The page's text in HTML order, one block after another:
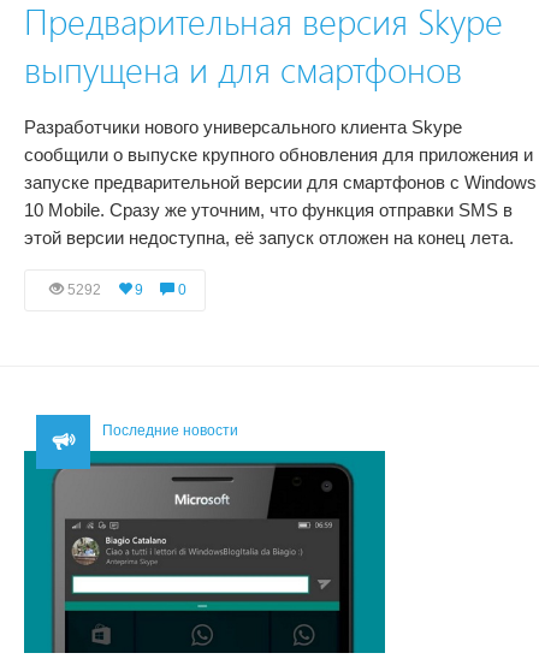
Предварительная версия Skype
выпущена и для смартфонов
Разработчики нового универсального клиента Skype
сообщили о выпуске крупного обновления для приложения и
запуске предварительной версии для смартфонов с Windows
10 Mobile. Сразу же уточним, что функция отправки SMS в
этой версии недоступна, её запуск отложен на конец лета.
5292 9 0
Последние новости